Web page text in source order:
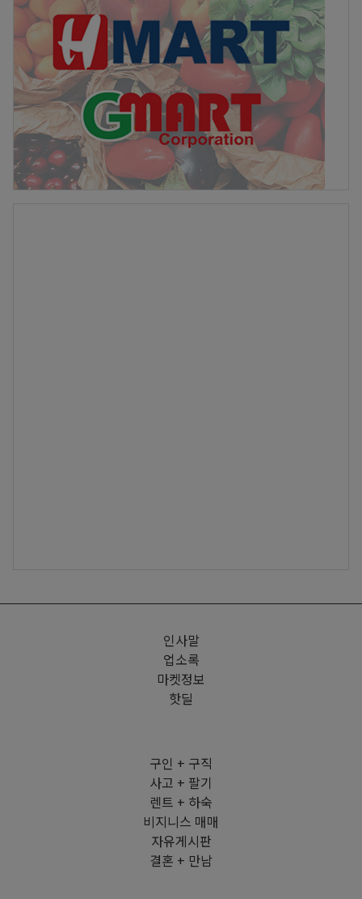
인사말
업소록
마켓정보
핫딜
구인 + 구직
사고 + 팔기
렌트 + 하숙
비지니스 매매
자유게시판
결혼 + 만남